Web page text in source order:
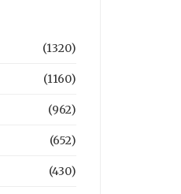
(1320)
(1160)
(962)
(652)
(430)